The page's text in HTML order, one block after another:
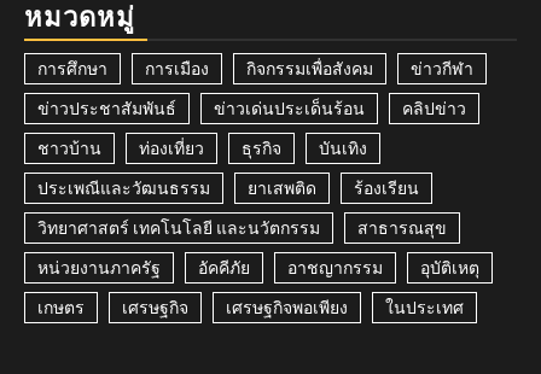
หมวดหมู่
การศึกษา การเมือง กิจกรรมเพื่อสังคม ข่าวกีฬา
ข่าวประชาสัมพันธ์ ข่าวเด่นประเด็นร้อน คลิปข่าว
ชาวบ้าน ท่องเที่ยว ธุรกิจ บันเทิง
ประเพณีและวัฒนธรรม ยาเสพติด ร้องเรียน
วิทยาศาสตร์ เทคโนโลยี และนวัตกรรม สาธารณสุข
หน่วยงานภาครัฐ อัคคีภัย อาชญากรรม อุบัติเหตุ
เกษตร เศรษฐกิจ เศรษฐกิจพอเพียง ในประเทศ